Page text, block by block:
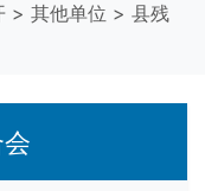
> 其他单位 > 县残